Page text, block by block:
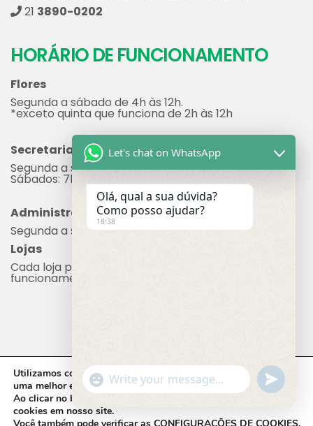
21 3890-0202
HORÁRIO DE FUNCIONAMENTO
Flores
Segunda a sábado de 4h às 12h.
*exceto quinta que funciona de 2h às 12h
Secretaria
Segunda a sexta: 7h às 17h
Sábados: 7h às 12h
Administração
Segunda a sexta: 8h às 17h
Lojas
Cada loja possui seu próprio horário de
funcionamento.
Utilizamos cookies em nosso site, que nos ajudam a oferecer
uma melhor experiência de navegação.
Ao clicar no botão
cookies em nosso site.
Let's chat on WhatsApp
Olá, qual a sua dúvida?
Como posso ajudar?
18:38
"+chaty_settings.lang.emoji_picker+"
WhatsApp Message